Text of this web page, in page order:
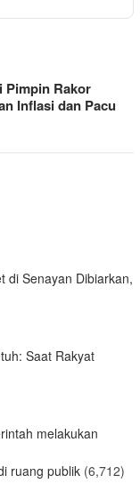
Pimpin Rakor
Inflasi dan Pacu
di Senayan Dibiarkan,
Saat Rakyat
melakukan
ruang publik (6,712)